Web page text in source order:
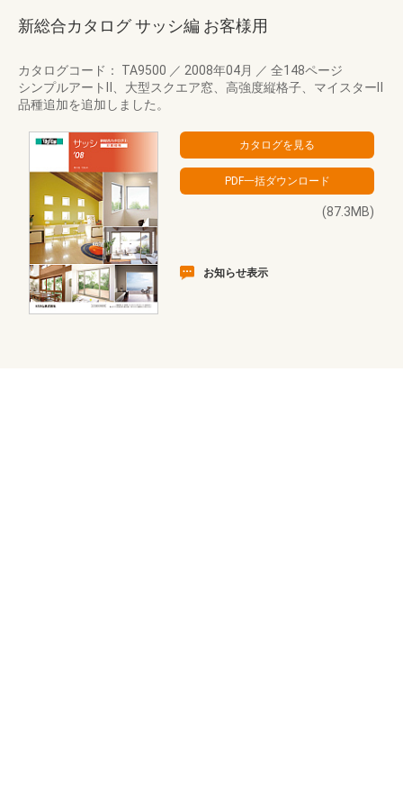
新総合カタログ サッシ編 お客様用
カタログコード： TA9500 ／ 2008年04月 ／ 全148ページ
シンプルアートⅡ、大型スクエア窓、高強度縦格子、マイスターⅡ
品種追加を追加しました。
(87.3MB)
お知らせ表示